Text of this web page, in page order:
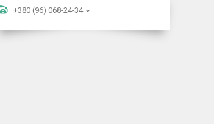
+380 (96) 068-24-34